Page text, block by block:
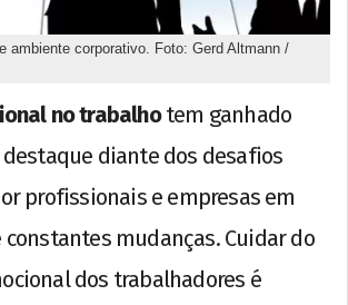
ambiente corporativo. Foto: Gerd Altmann /
no trabalhotem ganhado
destaque diante dos desafios
profissionais e empresas em
constantes mudanças. Cuidar do
dos trabalhadores é